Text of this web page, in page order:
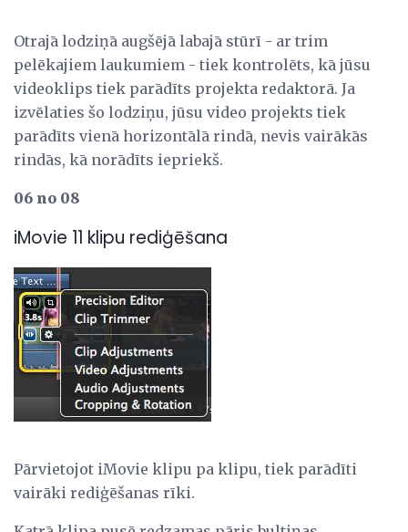
Otrajā lodziņā augšējā labajā stūrī - ar trim
pelēkajiem laukumiem - tiek kontrolēts, kā jūsu
videoklips tiek parādīts projekta redaktorā. Ja
izvēlaties šo lodziņu, jūsu video projekts tiek
parādīts vienā horizontālā rindā, nevis vairākās
rindās, kā norādīts iepriekš.
06 no 08
iMovie 11 klipu rediģēšana
Pārvietojot iMovie klipu pa klipu, tiek parādīti
vairāki rediģēšanas rīki.